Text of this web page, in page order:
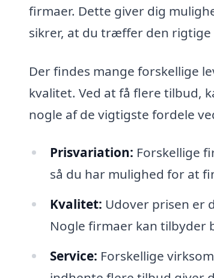
firmaer. Dette giver dig
sikrer, at du træffer den
Der findes mange forskellige
kvalitet. Ved at få flere tilbud,
nogle af de vigtigste fordele
Prisvariation: Forskellige
så du har mulighed for at
Kvalitet: Udover prisen er
Nogle firmaer kan tilbyder
Service: Forskellige